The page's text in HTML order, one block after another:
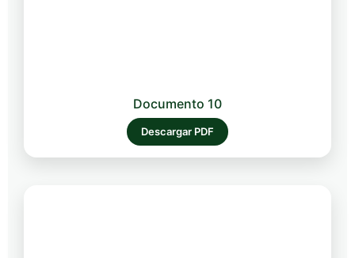
Documento 10
Descargar PDF